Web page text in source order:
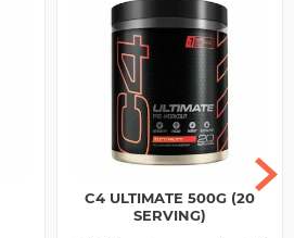
C4 ULTIMATE 500G (20
SERVING)